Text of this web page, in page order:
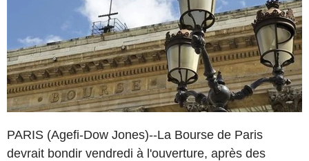
PARIS (Agefi-Dow Jones)--La Bourse de Paris
devrait bondir vendredi à l'ouverture, après des